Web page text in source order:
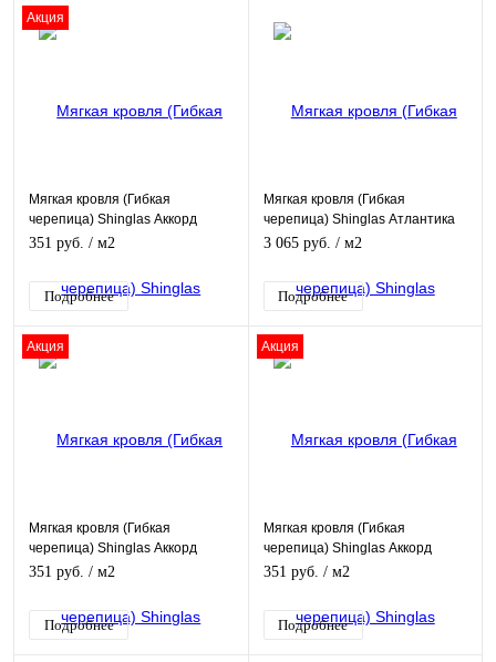
Акция
Мягкая кровля (Гибкая
черепица) Shinglas Аккорд
Оптима Коричневый
351 руб. / м2
Подробнее
Мягкая кровля (Гибкая
черепица) Shinglas Атлантика
мадейра
3 065 руб. / м2
Подробнее
Акция
Мягкая кровля (Гибкая
черепица) Shinglas Аккорд
Оптима Зеленый
351 руб. / м2
Подробнее
Акция
Мягкая кровля (Гибкая
черепица) Shinglas Аккорд
Оптима серый
351 руб. / м2
Подробнее